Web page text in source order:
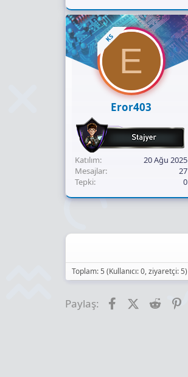
KS
E
Eror403
Katılım
20 Ağu 2025
Mesajlar
27
Tepki
0
Toplam: 5 (Kullanıcı: 0, ziyaretçi: 5)
Paylaş: FacebookX (Twitter)
Reddit